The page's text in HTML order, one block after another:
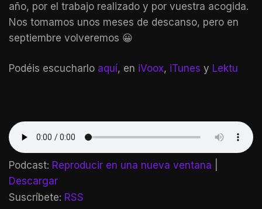
año, por el trabajo realizado y por vuestra acogida.
Nos tomamos unos meses de descanso, pero en
septiembre volveremos 😀
Podéis escucharlo aquí, en iVoox, iTunes y Lektu
Podcast: Reproducir en una nueva ventana
Descargar
Suscríbete: RSS